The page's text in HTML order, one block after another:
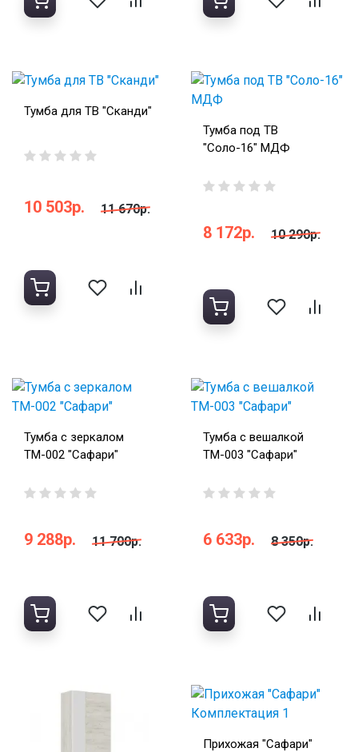
Тумба для ТВ "Сканди"
10 503р. 11 670р.
Тумба под ТВ
"Соло-16" МДФ
8 172р. 10 290р.
Тумба с зеркалом
ТМ-002 "Сафари"
9 288р. 11 700р.
Тумба с вешалкой
ТМ-003 "Сафари"
6 633р. 8 350р.
Прихожая "Сафари"